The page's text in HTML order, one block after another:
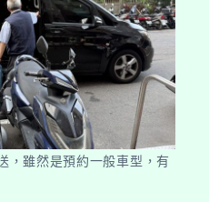
，雖然是預約一般車型，有